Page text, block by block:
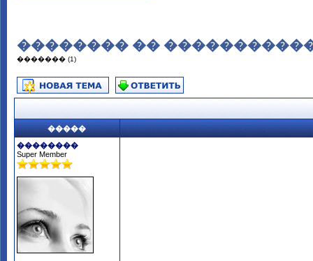
�������� ��
������� (1)
�����
��������
Super Member